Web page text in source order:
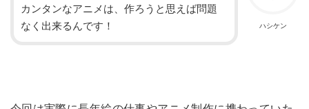
ハシケン
カンタンなアニメは、作ろうと思えば問題
なく出来るんです！